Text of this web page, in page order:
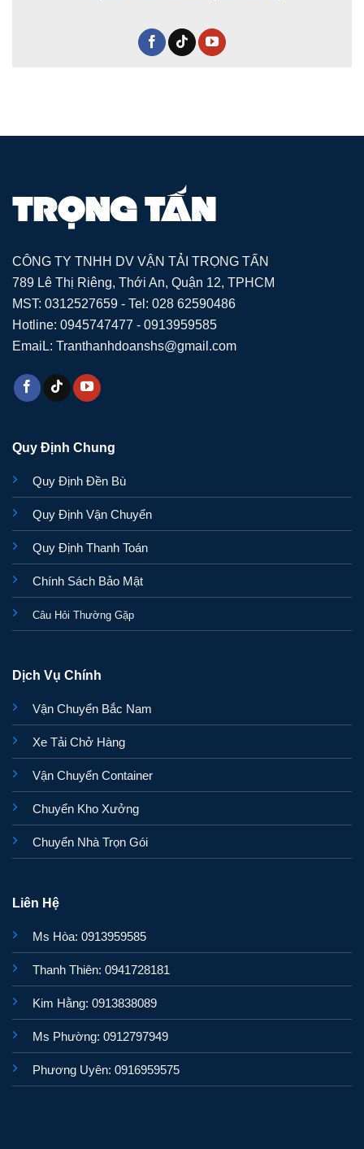
CÔNG TY TNHH DV VẬN TẢI TRỌNG TẤN
789 Lê Thị Riêng, Thới An, Quận 12, TPHCM
MST: 0312527659 - Tel: 028 62590486
Hotline: 0945747477 - 0913959585
EmaiL: Tranthanhdoanshs@gmail.com
Quy Định Chung
Quy Định Đền Bù
Quy Định Vận Chuyển
Quy Định Thanh Toán
Chính Sách Bảo Mật
Câu Hỏi Thường Gặp
Dịch Vụ Chính
Vận Chuyển Bắc Nam
Xe Tải Chở Hàng
Vận Chuyển Container
Chuyển Kho Xưởng
Chuyển Nhà Trọn Gói
Liên Hệ
Ms Hòa: 0913959585
Thanh Thiên: 0941728181
Kim Hằng: 0913838089
Ms Phường: 0912797949
Phương Uyên: 0916959575